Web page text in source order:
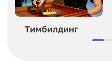
Тимбилдинг